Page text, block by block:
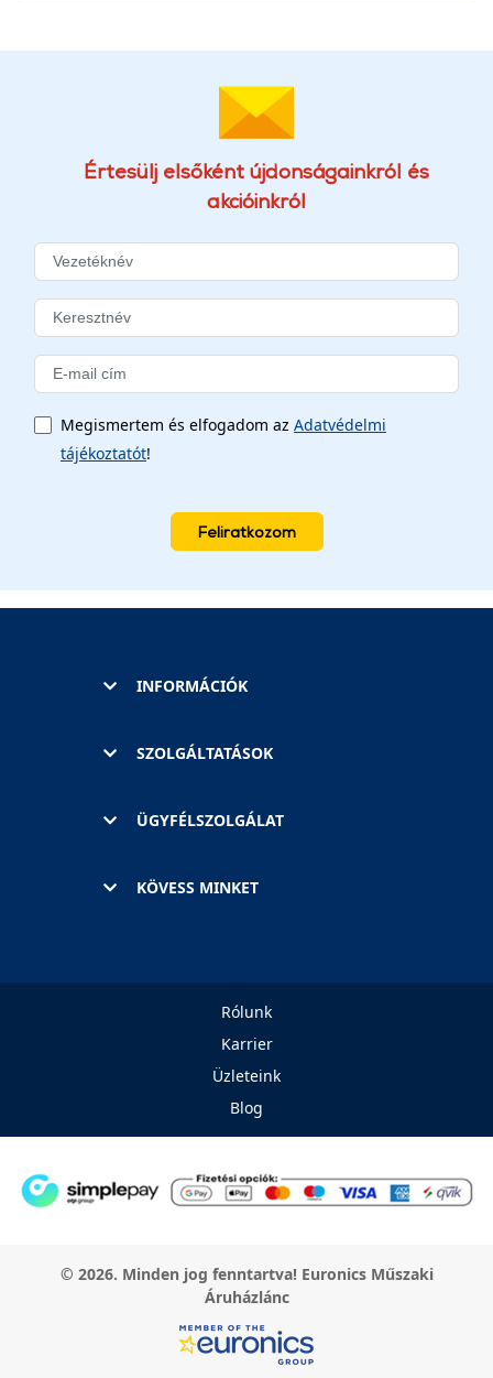
Értesülj elsőként újdonságainkról és
akcióinkról
Megismertem és elfogadom az Adatvédelmi
tájékoztatót!
Feliratkozom
INFORMÁCIÓK
SZOLGÁLTATÁSOK
ÜGYFÉLSZOLGÁLAT
KÖVESS MINKET
Rólunk
Karrier
Üzleteink
Blog
© 2026. Minden jog fenntartva! Euronics Műszaki
Áruházlánc